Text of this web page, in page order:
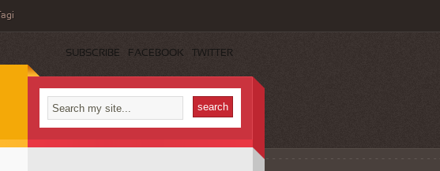
Tagi
SUBSCRIBE FACEBOOK TWITTER